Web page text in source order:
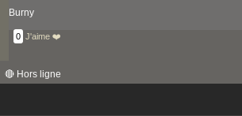
Burny
0 J'aime ❤️
🔴 Hors ligne